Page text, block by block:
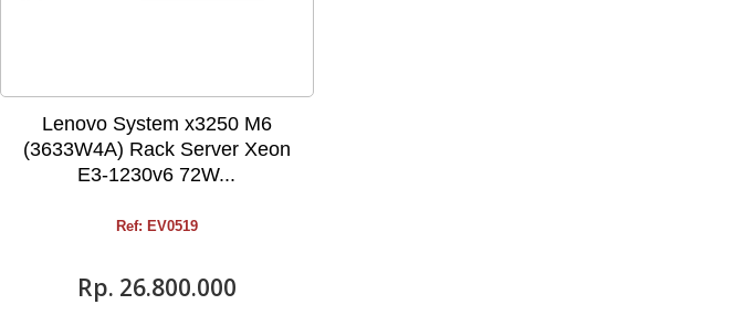
Lenovo System x3250 M6
(3633W4A) Rack Server Xeon
E3-1230v6 72W...
Ref: EV0519
Rp‎. 26.800.000